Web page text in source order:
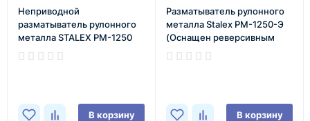
Неприводной
разматыватель рулонного
металла STALEX РМ-1250
(Со стационарной
станиной)
В корзину
Разматыватель рулонного
металла Stalex РМ-1250-Э
(Оснащен реверсивным
электроприводом)
В корзину